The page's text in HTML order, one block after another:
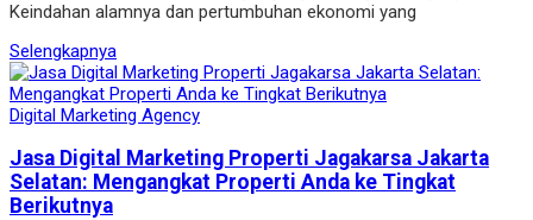
Keindahan alamnya dan pertumbuhan ekonomi yang
Selengkapnya
Digital Marketing Agency
Jasa Digital Marketing Properti Jagakarsa Jakarta
Selatan: Mengangkat Properti Anda ke Tingkat
Berikutnya